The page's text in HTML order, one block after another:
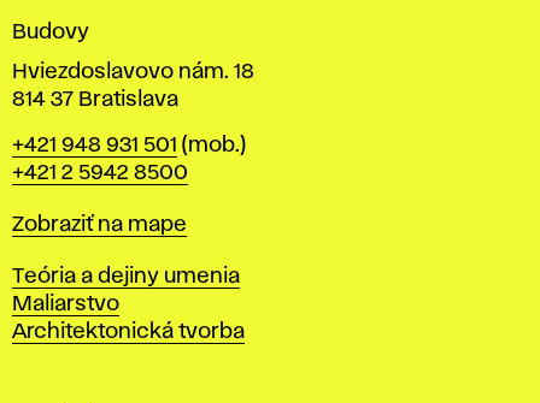
í
v
r
a
i
l
a
v
Budovy
Hviezdoslavovo nám. 18
814 37 Bratislava
Telefón
+421 948 931 501 (mob.)
+421 2 5942 8500
Mapa
Zobraziť na mape
Katedry
Teória a dejiny umenia
Maliarstvo
Architektonická tvorba